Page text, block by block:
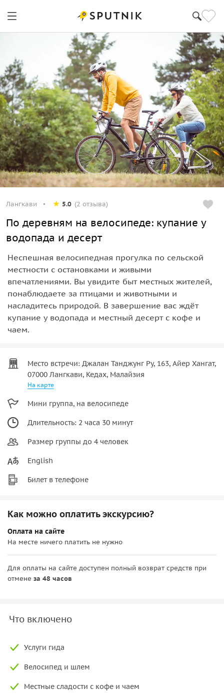
Лангкави 5.0 (2 отзыва)
По деревням на велосипеде: купание у
водопада и десерт
Неспешная велосипедная прогулка по сельской
местности с остановками и живыми
впечатлениями. Вы увидите быт местных жителей,
понаблюдаете за птицами и животными и
насладитесь природой. В завершение вас ждёт
купание у водопада и местный десерт с кофе и
чаем.
Место встречи: Джалан Танджунг Ру, 163, Айер Хангат,
07000 Лангкави, Кедах, Малайзия
На карте
Мини группа, на велосипеде
Длительность: 2 часа 30 минут
Размер группы до 4 человек
English
Билет в телефоне
Как можно оплатить экскурсию?
Оплата на сайте
На месте ничего платить не нужно
Для оплаты на сайте доступен полный возврат средств при
отмене за 48 часов
Что включено
Услуги гида
Велосипед и шлем
Местные сладости с кофе и чаем